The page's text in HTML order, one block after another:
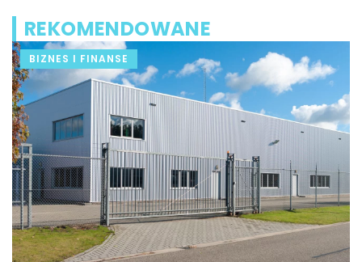
REKOMENDOWANE
BIZNES I FINANSE